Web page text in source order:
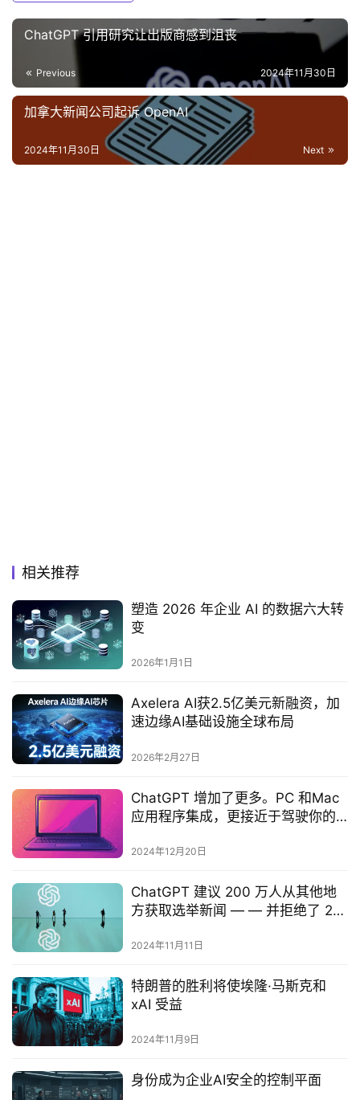
ChatGPT 引用研究让出版商感到沮丧
Previous 2024年11月30日
加拿大新闻公司起诉 OpenAI
Next
2024年11月30日
相关推荐
塑造 2026 年企业 AI 的数据六大转
变
2026年1月1日
Axelera AI获2.5亿美元新融资，加
速边缘AI基础设施全球布局
2026年2月27日
ChatGPT 增加了更多。PC 和Mac
应用程序集成，更接近于驾驶你的
2024年12月20日
ChatGPT 建议 200 万人从其他地
方获取选举新闻 — — 并拒绝了 25
2024年11月11日
特朗普的胜利将使埃隆·马斯克和
xAI 受益
2024年11月9日
身份成为企业AI安全的控制平面‌